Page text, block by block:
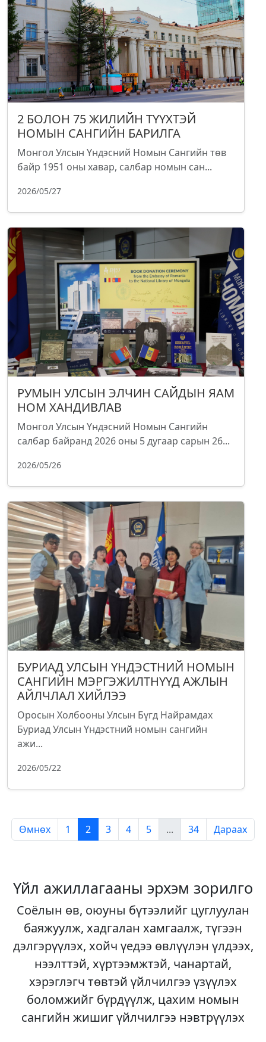
2 БОЛОН 75 ЖИЛИЙН ТҮҮХТЭЙ
НОМЫН САНГИЙН БАРИЛГА
Монгол Улсын Үндэсний Номын Сангийн төв
байр 1951 оны хавар, салбар номын сан...
2026/05/27
РУМЫН УЛСЫН ЭЛЧИН САЙДЫН ЯАМ
НОМ ХАНДИВЛАВ
Монгол Улсын Үндэсний Номын Сангийн
салбар байранд 2026 оны 5 дугаар сарын 26...
2026/05/26
БУРИАД УЛСЫН ҮНДЭСТНИЙ НОМЫН
САНГИЙН МЭРГЭЖИЛТНҮҮД АЖЛЫН
АЙЛЧЛАЛ ХИЙЛЭЭ
Оросын Холбооны Улсын Бүгд Найрамдах
Буриад Улсын Үндэстний номын сангийн
ажи...
2026/05/22
Өмнөх 1 2 3 4 5 ... 34 Дараах
Үйл ажиллагааны эрхэм зорилго
Соёлын өв, оюуны бүтээлийг цуглуулан
баяжуулж, хадгалан хамгаалж, түгээн
дэлгэрүүлэх, хойч үедээ өвлүүлэн үлдээх,
нээлттэй, хүртээмжтэй, чанартай,
хэрэглэгч төвтэй үйлчилгээ үзүүлэх
боломжийг бүрдүүлж, цахим номын
сангийн жишиг үйлчилгээ нэвтрүүлэх